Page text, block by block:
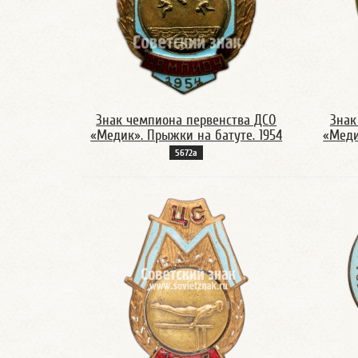
Знак чемпиона первенства ДСО
«Медик». Прыжки на батуте. 1954
5672а